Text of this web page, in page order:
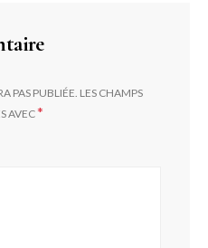
PAS PUBLIÉE. LES CHAMPS
AVEC*